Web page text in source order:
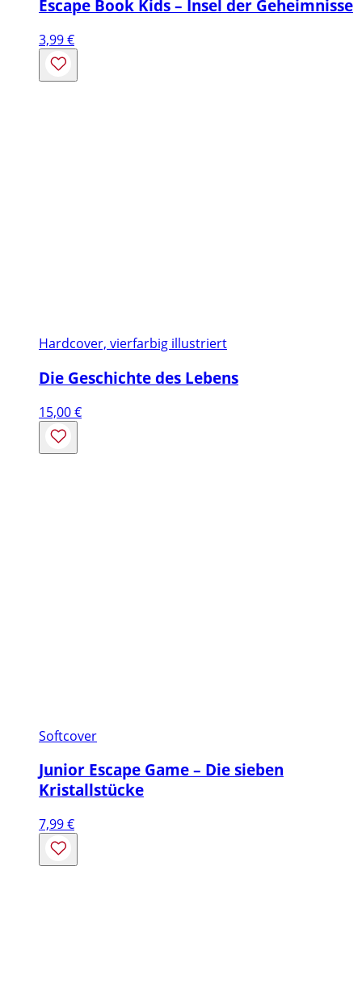
Escape Book Kids – Insel der Geheimnisse
3,99€
Hardcover, vierfarbig illustriert
Die Geschichte des Lebens
15,00€
Softcover
Junior Escape Game – Die sieben
Kristallstücke
7,99€